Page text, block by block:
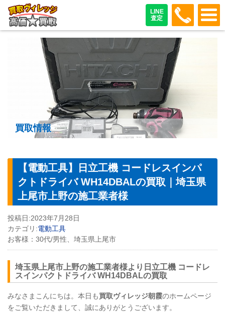
LINE
査定
048-
買取情報
【電動工具】日立工機 コードレスインパ
クトドライバ WH14DBALの買取｜埼玉県
上尾市上野の施工業者様
投稿日:2023年7月28日
カテゴリ:電動工具
お客様： 30代/男性、埼玉県上尾市
埼玉県上尾市上野の施工業者様より日立工機 コードレ
スインパクトドライバWH14DBALの買取
みなさまこんにちは。本日も買取ヴィレッジ朝霞のホームページ
をご覧いただきまして、誠にありがとうございます。